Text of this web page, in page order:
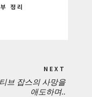
정리
NEXT
NEXT
브 잡스의 사망을
애도하며..